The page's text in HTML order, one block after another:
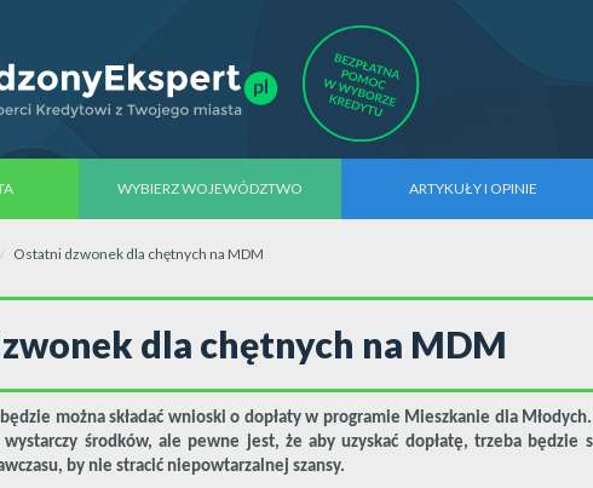
WYBIERZ WOJEWÓDZTWO ARTYKUŁY I OPINIE
Ostatni dzwonek dla chętnych na MDM
dla chętnych na MDM
można składać wnioski o dopłaty w programie Mieszkanie dla
środków, ale pewne jest, że aby uzyskać dopłatę, trzeba będzie
by nie stracić niepowtarzalnej szansy.